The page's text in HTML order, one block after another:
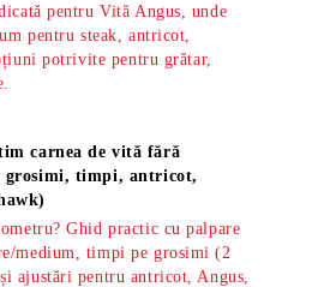
pentru Vită Angus, unde
pentru steak, antricot,
potrivite pentru grătar,
carnea de vită fără
grosimi, timpi, antricot,
Ghid practic cu palpare
medium, timpi pe grosimi (2
ajustări pentru antricot, Angus,